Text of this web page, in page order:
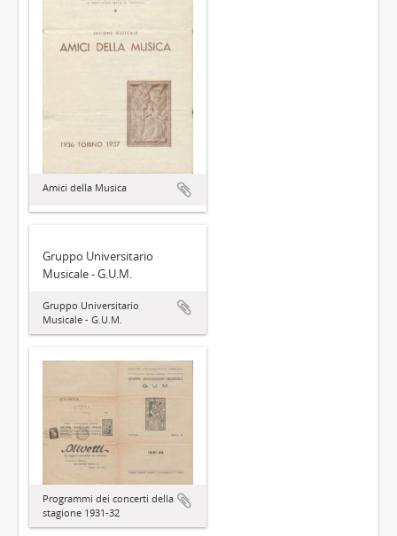
Amici della Musica
Gruppo Universitario
Musicale - G.U.M.
Gruppo Universitario
Musicale - G.U.M.
Programmi dei concerti della
stagione 1931-32